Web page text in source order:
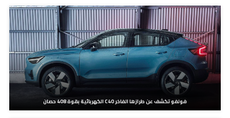
فولفو تكشف عن طرازها الفاخر C40 الكهربائية بقوة 408 حصان